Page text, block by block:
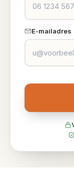
E-mailadres